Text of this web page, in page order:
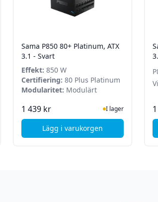
RM750x - 750W - 80+ Gold - ATX 3.1 -
Sama P850 80+ Platinum, ATX
3.1 - Svart
Effekt: 850 W
Certifiering: 80 Plus Platinum
Modularitet: Modulärt
1 439 kr I lager
Lägg i varukorgen
, Sama P850 80+